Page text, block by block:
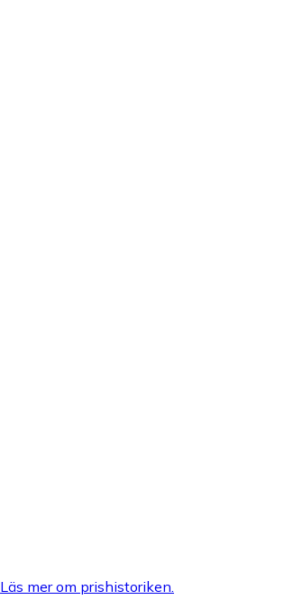
Läs mer om prishistoriken.